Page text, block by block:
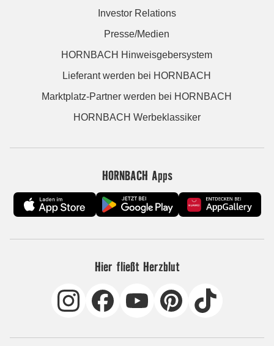
Investor Relations
Presse/Medien
HORNBACH Hinweisgebersystem
Lieferant werden bei HORNBACH
Marktplatz-Partner werden bei HORNBACH
HORNBACH Werbeklassiker
HORNBACH Apps
Hier fließt Herzblut